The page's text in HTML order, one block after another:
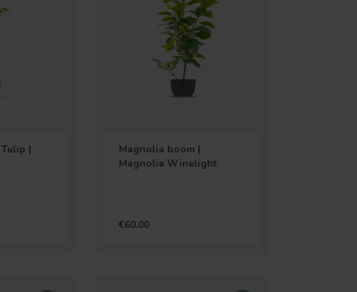
|
Magnolia boom |
Magnolia Winelight
€60,00